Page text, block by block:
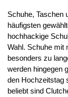
Schuhe, Taschen
häufigsten
hochhackige
Wahl. Schuhe mit
besonders zu
werden hingegen
den Hochzeitstag
beliebt sind